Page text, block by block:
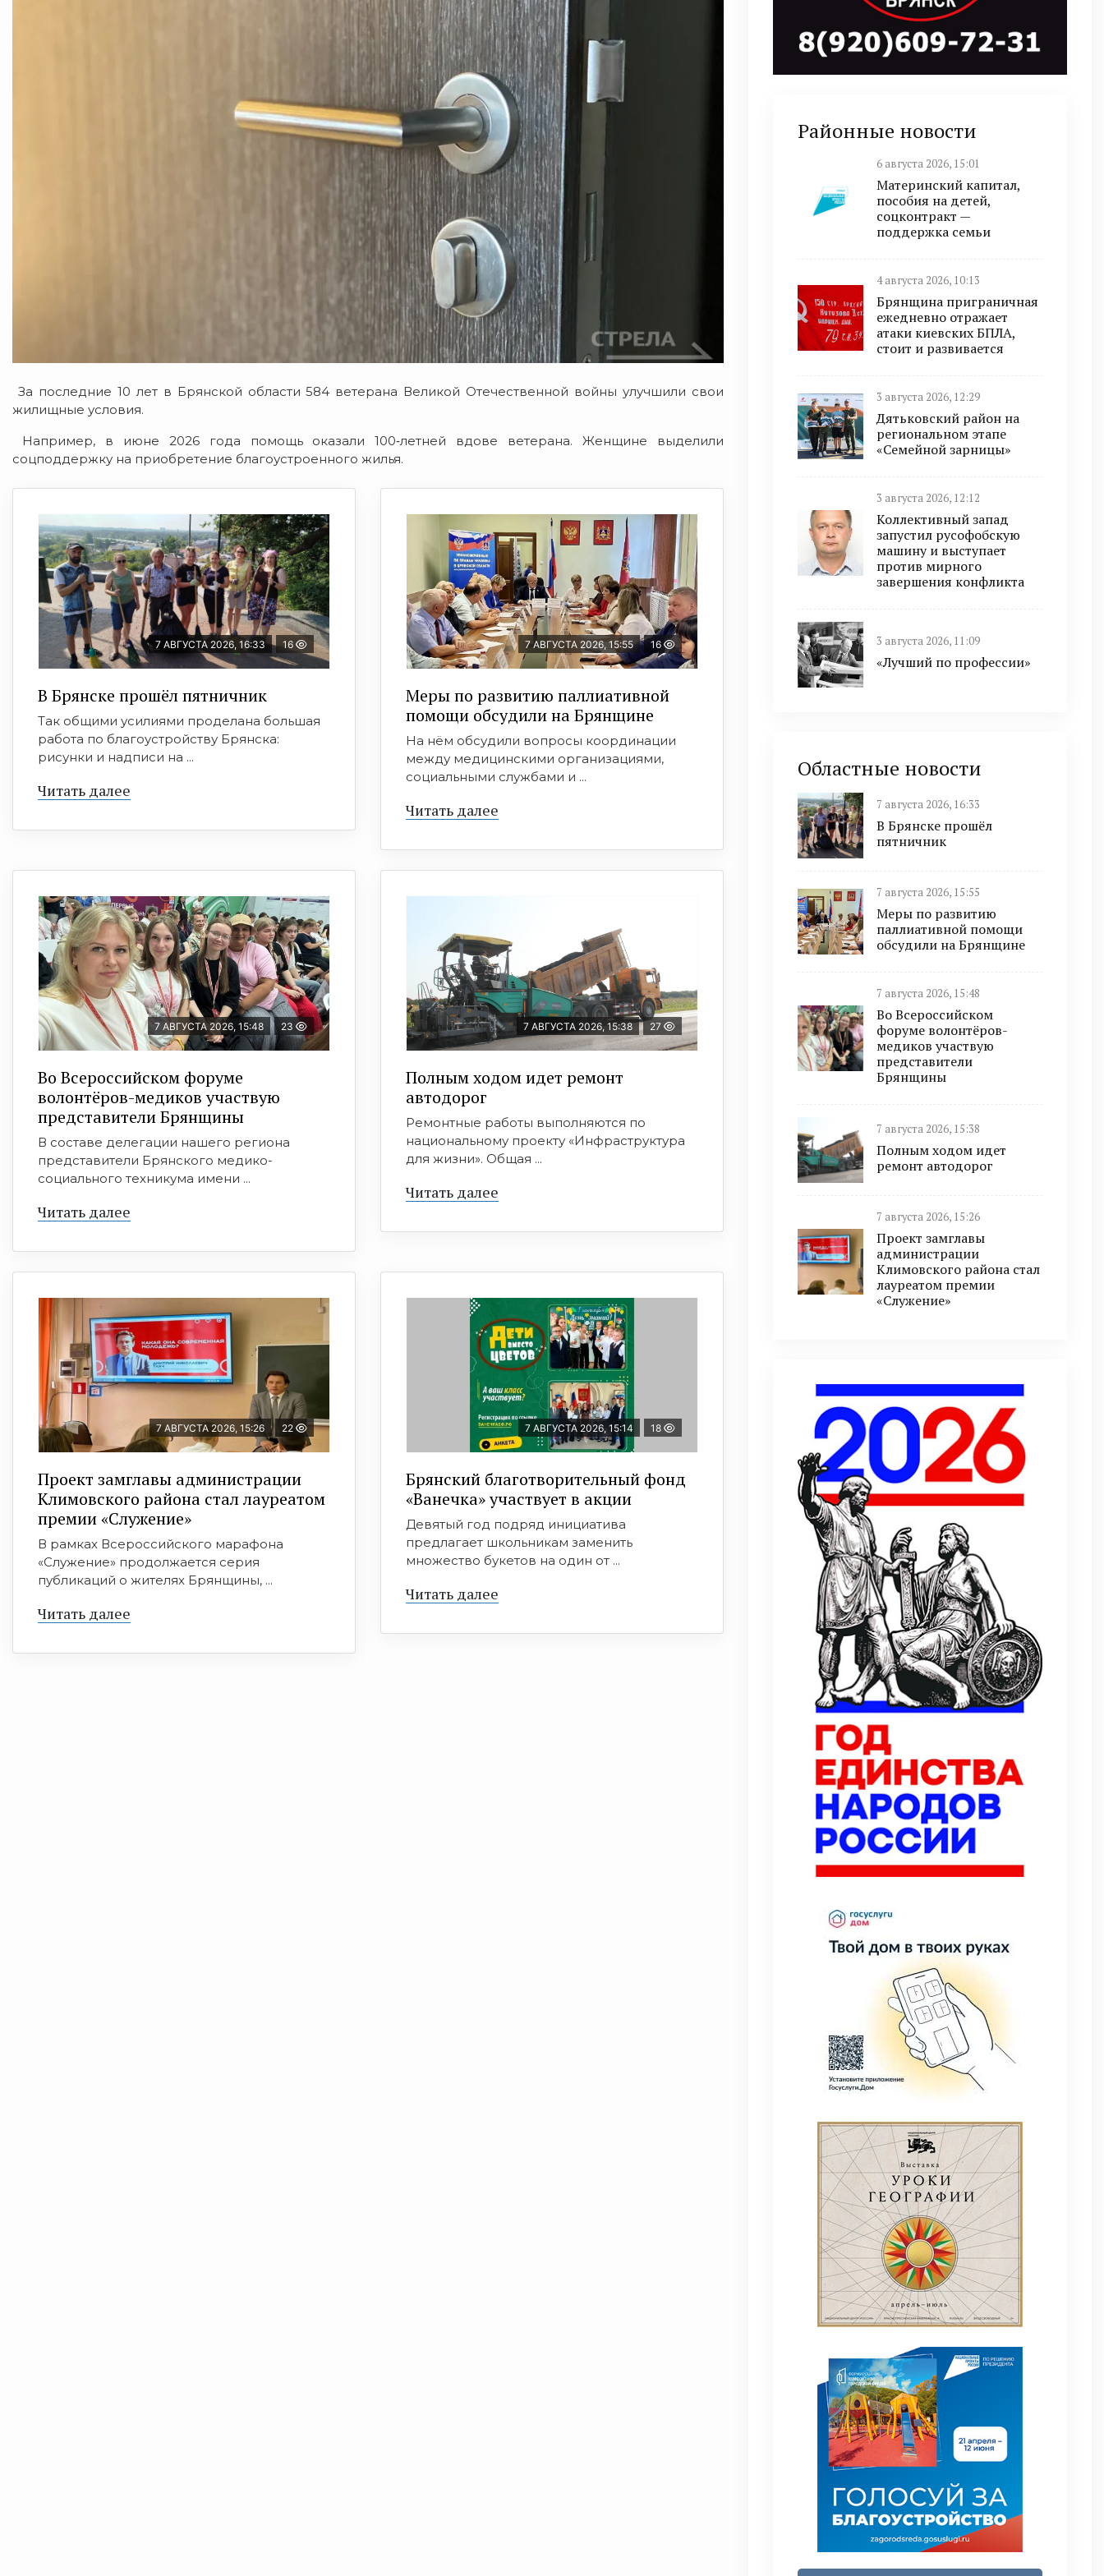
За последние 10 лет в Брянской области 584 ветерана Великой Отечественной войны улучшили свои
жилищные условия.
Например, в июне 2026 года помощь оказали 100‑летней вдове ветерана. Женщине выделили
соцподдержку на приобретение благоустроенного жилья.
7 АВГУСТА 2026, 16:33 16
В Брянске прошёл пятничник
Так общими усилиями проделана большая
работа по благоустройству Брянска:
рисунки и надписи на ...
Читать далее
7 АВГУСТА 2026, 15:55 16
Меры по развитию паллиативной
помощи обсудили на Брянщине
На нём обсудили вопросы координации
между медицинскими организациями,
социальными службами и ...
Читать далее
7 АВГУСТА 2026, 15:48 23
Во Всероссийском форуме
волонтёров-медиков участвую
представители Брянщины
В составе делегации нашего региона
представители Брянского медико-
социального техникума имени ...
Читать далее
7 АВГУСТА 2026, 15:38 27
Полным ходом идет ремонт
автодорог
Ремонтные работы выполняются по
национальному проекту «Инфраструктура
для жизни». Общая ...
Читать далее
7 АВГУСТА 2026, 15:26 22
Проект замглавы администрации
Климовского района стал лауреатом
премии «Служение»
В рамках Всероссийского марафона
«Служение» продолжается серия
публикаций о жителях Брянщины, ...
Читать далее
7 АВГУСТА 2026, 15:14 18
Брянский благотворительный фонд
«Ванечка» участвует в акции
Девятый год подряд инициатива
предлагает школьникам заменить
множество букетов на один от ...
Читать далее
Районные новости
6 августа 2026, 15:01
Материнский капитал,
пособия на детей,
соцконтракт —
поддержка семьи
4 августа 2026, 10:13
Брянщина приграничная
ежедневно отражает
атаки киевских БПЛА,
стоит и развивается
3 августа 2026, 12:29
Дятьковский район на
региональном этапе
«Семейной зарницы»
3 августа 2026, 12:12
Коллективный запад
запустил русофобскую
машину и выступает
против мирного
завершения конфликта
3 августа 2026, 11:09
«Лучший по профессии»
Областные новости
7 августа 2026, 16:33
В Брянске прошёл
пятничник
7 августа 2026, 15:55
Меры по развитию
паллиативной помощи
обсудили на Брянщине
7 августа 2026, 15:48
Во Всероссийском
форуме волонтёров-
медиков участвую
представители
Брянщины
7 августа 2026, 15:38
Полным ходом идет
ремонт автодорог
7 августа 2026, 15:26
Проект замглавы
администрации
Климовского района стал
лауреатом премии
«Служение»